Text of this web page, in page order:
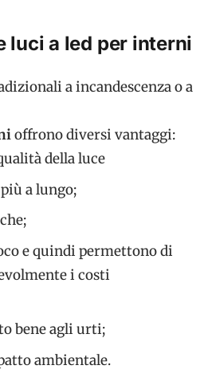
luci a led per interni
a incandescenza o a
offrono diversi vantaggi:
della luce
a lungo;
e quindi permettono di
i costi
bene agli urti;
ambientale.